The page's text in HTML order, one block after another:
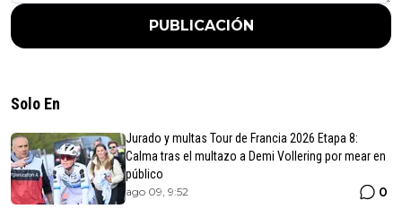
PUBLICACIÓN
Solo En
Jurado y multas Tour de Francia 2026 Etapa 8:
Calma tras el multazo a Demi Vollering por mear en
público
ago 09, 9:52 0